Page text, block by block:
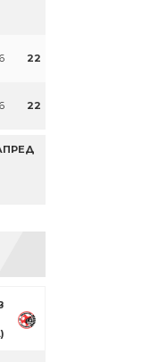
6 22
6 22